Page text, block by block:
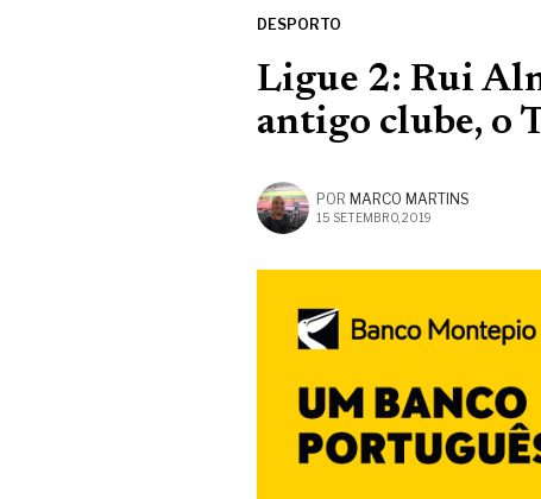
DESPORTO
Ligue 2: Rui
antigo clube, o
POR MARCO MARTINS
15 SETEMBRO, 2019